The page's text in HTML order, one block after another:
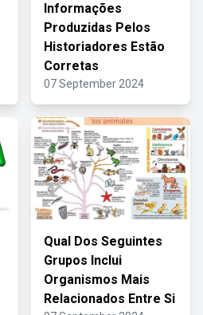
Informações
Produzidas Pelos
Historiadores Estão
Corretas
07 September 2024
Qual Dos Seguintes
Grupos Inclui
Organismos Mais
Relacionados Entre Si